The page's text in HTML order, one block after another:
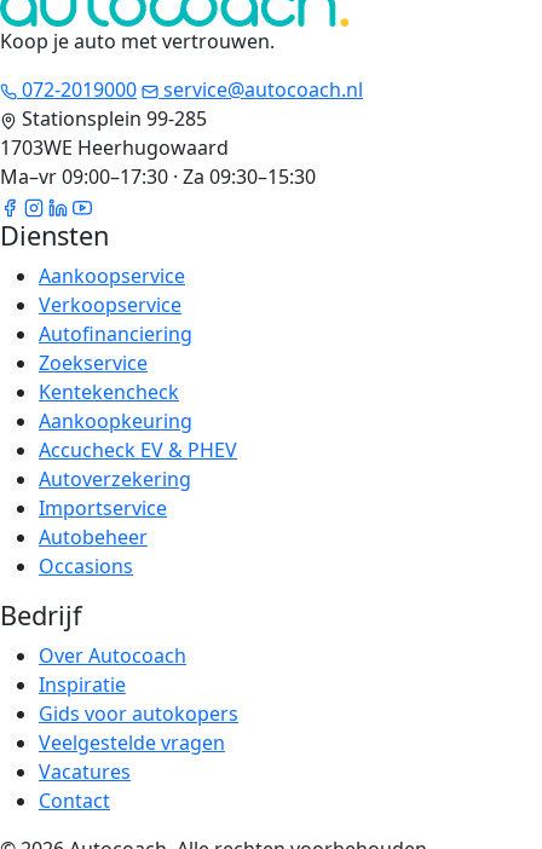
Koop je auto met vertrouwen.
072-2019000
service@autocoach.nl
Stationsplein 99-285
1703WE Heerhugowaard
Ma–vr 09:00–17:30 · Za 09:30–15:30
Diensten
Aankoopservice
Verkoopservice
Autofinanciering
Zoekservice
Kentekencheck
Aankoopkeuring
Accucheck EV & PHEV
Autoverzekering
Importservice
Autobeheer
Occasions
Bedrijf
Over Autocoach
Inspiratie
Gids voor autokopers
Veelgestelde vragen
Vacatures
Contact